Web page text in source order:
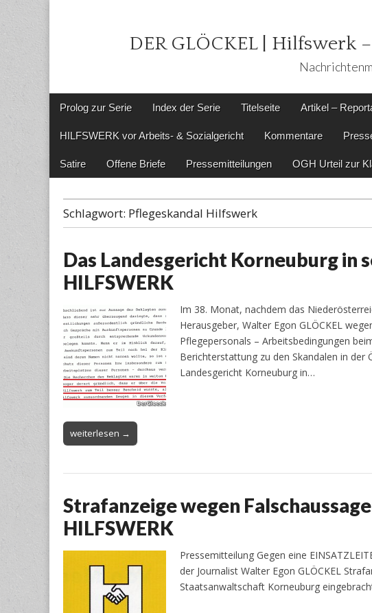
DER GLÖCKEL | Hilfswerk
Main
Skip
content
Prolog zur Serie Index der Serie Titelseite Artikel –
HILFSWERK vor Arbeits- & Sozialgericht Kommentare
Satire Offene Briefe Pressemitteilungen OGH Urteil zur
Schlagwort: Pflegeskandal Hilfswerk
Das Landesgericht Korneuburg in
HILFSWERK
Im 38. Monat, nachdem das
Herausgeber, Walter Egon GLÖCKEL
Pflegepersonals – Arbeitsbedingungen
Berichterstattung zu den Skandalen in der
Landesgericht Korneuburg in…
weiterlesen →
Strafanzeige wegen
HILFSWERK
Pressemitteilung Gegen eine
der Journalist Walter Egon GLÖCKEL
Staatsanwaltschaft Korneuburg